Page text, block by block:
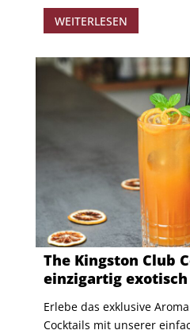
WEITERLESEN
The Kingston Club
einzigartig exotisch
Erlebe das exklusive
Cocktails mit unserer